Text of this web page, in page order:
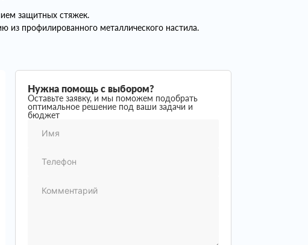
защитных стяжек.
из профилированного металлического настила.
Нужна помощь с выбором?
Оставьте заявку, и мы поможем подобрать
оптимальное решение под ваши задачи и
бюджет